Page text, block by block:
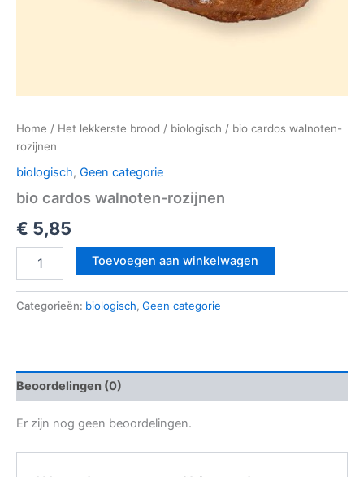
Home / Het lekkerste brood / biologisch / bio cardos walnoten-
rozijnen
biologisch, Geen categorie
bio cardos walnoten-rozijnen
€ 5,85
Toevoegen aan winkelwagen
Categorieën: biologisch, Geen categorie
Beoordelingen (0)
Er zijn nog geen beoordelingen.